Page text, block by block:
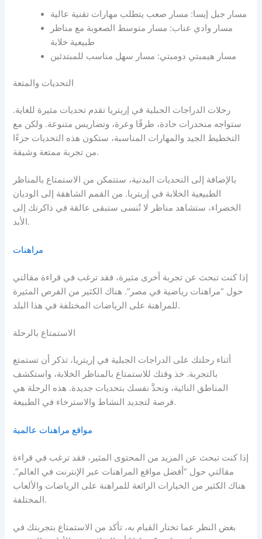
مسار جبل إيسا: مسار صعب يتطلب مهارات تقنية عالية
مسار وادي عناب: مسار متوسط الصعوبة مع مناظر
طبيعية خلابة
مسار هيمبتي دومبتي: مسار سهل مناسب للمبتدئين
التحديات والمتعة
رحلات الدراجات الجبلية في إريتريا تقدم تحديات مثيرة للغاية.
ستواجه منحدرات حادة، طرقًا وعرة، وتضاريس متنوعة. ولكن مع
التخطيط الجيد والمهارات المناسبة، ستكون هذه التحديات جزءًا
من تجربة ممتعة وشيقة.
بالإضافة إلى التحديات البدنية، ستتمكن من الاستمتاع بالمناظر
الطبيعية الخلابة في إريتريا. من القمم الشاهقة إلى الوديان
الخضراء، ستشاهد مناظر لا تُنسى ستبقى عالقة في ذاكرتك إلى
الأبد.
مراهنات
إذا كنت تبحث عن تجربة أخرى مثيرة، فقد ترغب في قراءة مقالتي
حول “مراهنات رياضية في مصر”. هناك الكثير من الفرص المثيرة
للمراهنة على الرياضات المختلفة في هذا البلد.
الاستمتاع بالرحلة
أثناء رحلتك على الدراجات الجبلية في إريتريا، تذكر أن تستمتع
بالتجربة. خذ وقتك للاستمتاع بالمناظر الخلابة، واستكشف
المناطق النائية، وتحدَّ نفسك بتحديات جديدة. هذه الرحلة هي
فرصة لتجديد النشاط والاسترخاء في الطبيعة.
مواقع مراهنات عالمية
إذا كنت تبحث عن المزيد من المحتوى المثير، فقد ترغب في قراءة
مقالتي حول “أفضل مواقع المراهنات عبر الإنترنت في العالم”.
هناك الكثير من الخيارات الرائعة للمراهنة على الرياضات والألعاب
المختلفة.
بغض النظر عما تختار القيام به، تأكد من الاستمتاع بتجربتك في